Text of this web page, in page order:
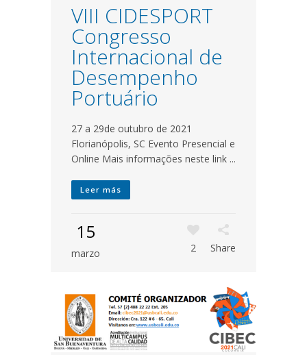
VIII CIDESPORT
Congresso
Internacional de
Desempenho
Portuário
27 a 29de outubro de 2021
Florianópolis, SC Evento Presencial e
Online Mais informações neste link ...
Leer más
15
marzo 2 Share